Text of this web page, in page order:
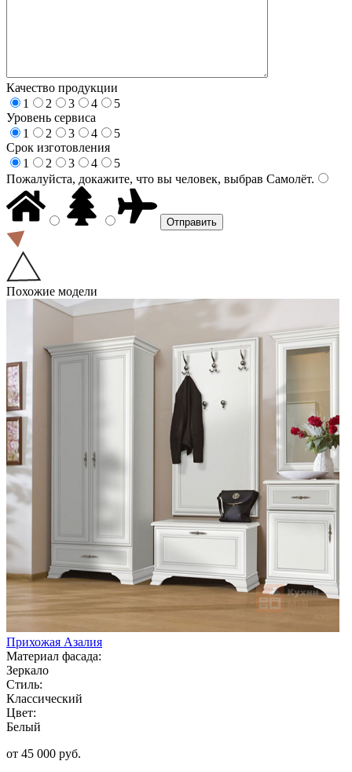
Качество продукции
1
2 3 4
5
Уровень сервиса
1
2 3 4
5
Срок изготовления
1
2 3 4
5
Пожалуйста, докажите, что вы человек, выбрав Самолёт.
Похожие модели
Прихожая Азалия
Материал фасада:
Зеркало
Стиль:
Классический
Цвет:
Белый
от 45 000 руб.